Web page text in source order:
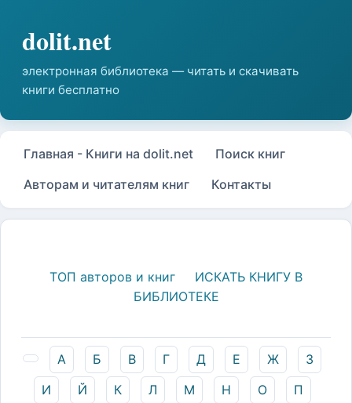
Главная - Книги на dolit.net
Поиск книг
Авторам и читателям книг
Контакты
ТОП авторов и книг
ИСКАТЬ КНИГУ В
БИБЛИОТЕКЕ
А Б В Г Д Е Ж
З
И
Й К Л М Н О
П